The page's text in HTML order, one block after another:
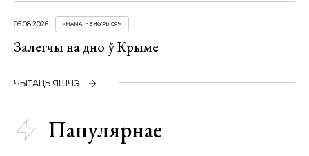
05.08.2026 «МАМА, НЕ ЖУРЫСЯ!»
Залегчы на дно ў Крыме
ЧЫТАЦЬ ЯШЧЭ
Папулярнае